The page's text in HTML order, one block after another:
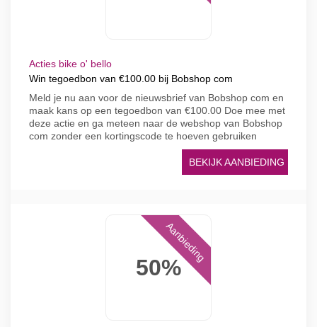
Acties bike o' bello
Win tegoedbon van €100.00 bij Bobshop com
Meld je nu aan voor de nieuwsbrief van Bobshop com en
maak kans op een tegoedbon van €100.00 Doe mee met
deze actie en ga meteen naar de webshop van Bobshop
com zonder een kortingscode te hoeven gebruiken
BEKIJK AANBIEDING
50%
Aanbieding